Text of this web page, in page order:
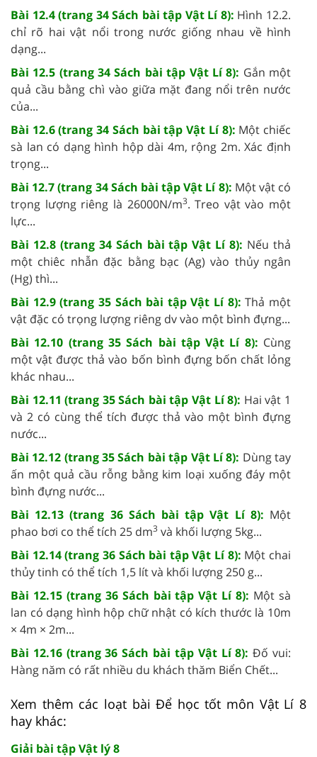
Bài 12.4 (trang 34 Sách bài tập Vật Lí 8): Hình 12.2.
chỉ rõ hai vật nổi trong nước giống nhau về hình
dạng...
Bài 12.5 (trang 34 Sách bài tập Vật Lí 8): Gắn một
quả cầu bằng chì vào giữa mặt đang nổi trên nước
của...
Bài 12.6 (trang 34 Sách bài tập Vật Lí 8): Một chiếc
sà lan có dạng hình hộp dài 4m, rộng 2m. Xác định
trọng...
Bài 12.7 (trang 34 Sách bài tập Vật Lí 8): Một vật có
trọng lượng riêng là 26000N/m3. Treo vật vào một
lực...
Bài 12.8 (trang 34 Sách bài tập Vật Lí 8): Nếu thả
một chiêc nhẫn đặc bằng bạc (Ag) vào thủy ngân
(Hg) thì...
Bài 12.9 (trang 35 Sách bài tập Vật Lí 8): Thả một
vật đặc có trọng lượng riêng dv vào một bình đựng...
Bài 12.10 (trang 35 Sách bài tập Vật Lí 8): Cùng
một vật được thả vào bốn bình đựng bốn chất lỏng
khác nhau...
Bài 12.11 (trang 35 Sách bài tập Vật Lí 8): Hai vật 1
và 2 có cùng thể tích được thả vào một bình đựng
nước...
Bài 12.12 (trang 35 Sách bài tập Vật Lí 8): Dùng tay
ấn một quả cầu rỗng bằng kim loại xuống đáy một
bình đựng nước...
Bài 12.13 (trang 36 Sách bài tập Vật Lí 8): Một
phao bơi co thể tích 25 dm3 và khối lượng 5kg...
Bài 12.14 (trang 36 Sách bài tập Vật Lí 8): Một chai
thủy tinh có thể tích 1,5 lít và khối lượng 250 g...
Bài 12.15 (trang 36 Sách bài tập Vật Lí 8): Một sà
lan có dạng hình hộp chữ nhật có kích thước là 10m
× 4m × 2m...
Bài 12.16 (trang 36 Sách bài tập Vật Lí 8): Đố vui:
Hàng năm có rất nhiều du khách thăm Biển Chết...
Xem thêm các loạt bài Để học tốt môn Vật Lí 8
hay khác:
Giải bài tập Vật lý 8